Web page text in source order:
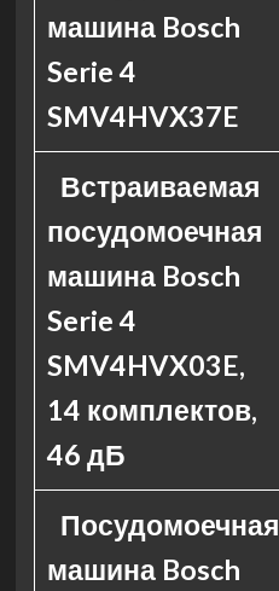
машина Bosch
Serie 4
SMV4HVX37E
Встраиваемая
посудомоечная
машина Bosch
Serie 4
SMV4HVX03E,
14 комплектов,
46 дБ
Посудомоечная
машина Bosch